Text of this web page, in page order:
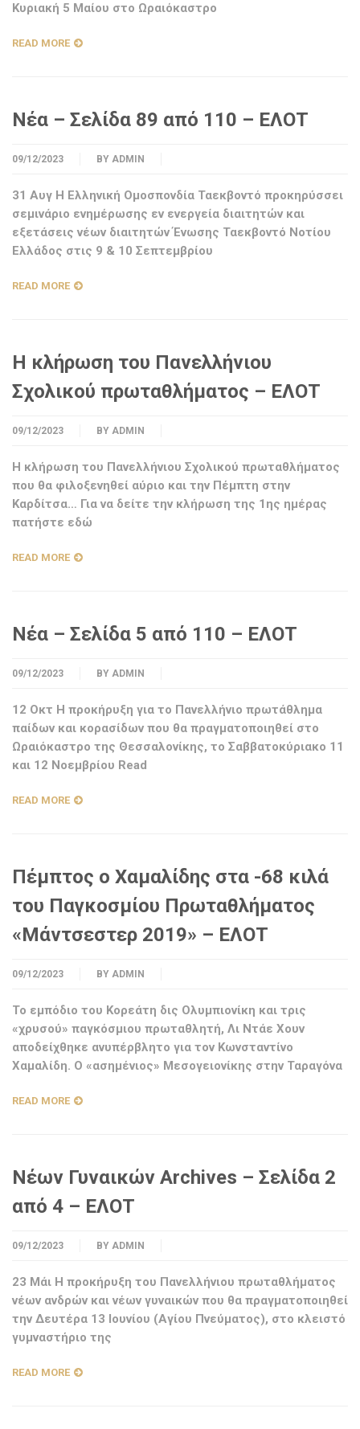
Κυριακή 5 Μαίου στο Ωραιόκαστρο
READ MORE
Νέα – Σελίδα 89 από 110 – ΕΛΟΤ
09/12/2023 BY ADMIN
31 Αυγ Η Ελληνική Ομοσπονδία Ταεκβοντό προκηρύσσει
σεμινάριο ενημέρωσης εν ενεργεία διαιτητών και
εξετάσεις νέων διαιτητών Ένωσης Ταεκβοντό Νοτίου
Ελλάδος στις 9 & 10 Σεπτεμβρίου
READ MORE
Η κλήρωση του Πανελλήνιου
Σχολικού πρωταθλήματος – ΕΛΟΤ
09/12/2023 BY ADMIN
Η κλήρωση του Πανελλήνιου Σχολικού πρωταθλήματος
που θα φιλοξενηθεί αύριο και την Πέμπτη στην
Καρδίτσα… Για να δείτε την κλήρωση της 1ης ημέρας
πατήστε εδώ
READ MORE
Νέα – Σελίδα 5 από 110 – ΕΛΟΤ
09/12/2023 BY ADMIN
12 Οκτ Η προκήρυξη για το Πανελλήνιο πρωτάθλημα
παίδων και κορασίδων που θα πραγματοποιηθεί στο
Ωραιόκαστρο της Θεσσαλονίκης, το Σαββατοκύριακο 11
και 12 Νοεμβρίου Read
READ MORE
Πέμπτος ο Χαμαλίδης στα -68 κιλά
του Παγκοσμίου Πρωταθλήματος
«Μάντσεστερ 2019» – ΕΛΟΤ
09/12/2023 BY ADMIN
Το εμπόδιο του Κορεάτη δις Ολυμπιονίκη και τρις
«χρυσού» παγκόσμιου πρωταθλητή, Λι Ντάε Χουν
αποδείχθηκε ανυπέρβλητο για τον Κωνσταντίνο
Χαμαλίδη. Ο «ασημένιος» Μεσογειονίκης στην Ταραγόνα
READ MORE
Νέων Γυναικών Archives – Σελίδα 2
από 4 – ΕΛΟΤ
09/12/2023 BY ADMIN
23 Μάι Η προκήρυξη του Πανελλήνιου πρωταθλήματος
νέων ανδρών και νέων γυναικών που θα πραγματοποιηθεί
την Δευτέρα 13 Ιουνίου (Αγίου Πνεύματος), στο κλειστό
γυμναστήριο της
READ MORE